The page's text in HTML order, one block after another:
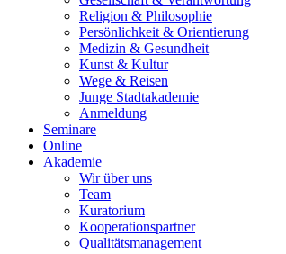
Religion & Philosophie
Persönlichkeit & Orientierung
Medizin & Gesundheit
Kunst & Kultur
Wege & Reisen
Junge Stadtakademie
Anmeldung
Seminare
Online
Akademie
Wir über uns
Team
Kuratorium
Kooperationspartner
Qualitätsmanagement